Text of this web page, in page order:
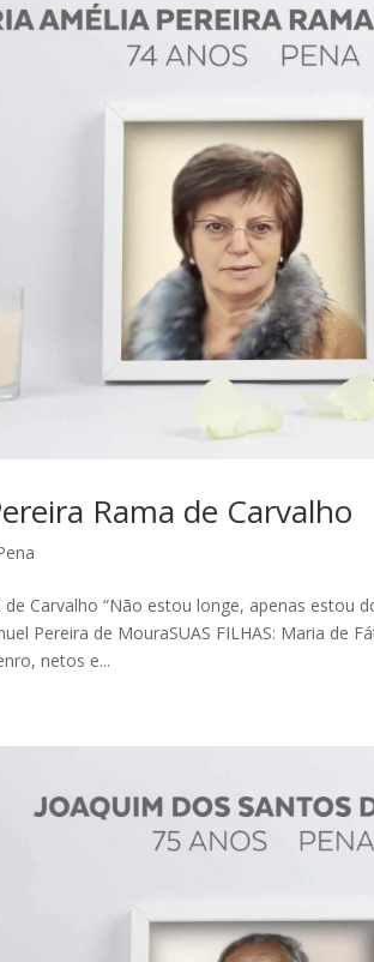
Rama de Carvalho
Carvalho “Não estou longe, apenas estou
Pereira de MouraSUAS FILHAS: Maria de
netos e...